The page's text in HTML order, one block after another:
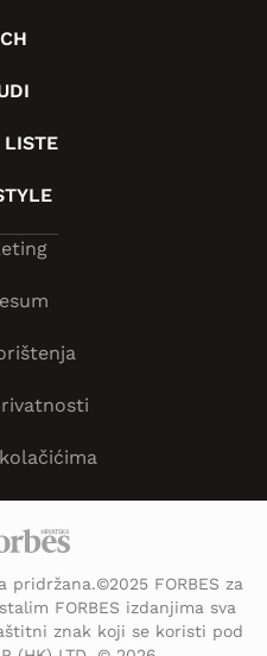
LISTE
pridržana.©2025 FORBES za
FORBES izdanjima sva
znak koji se koristi pod